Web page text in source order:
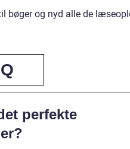
bøger og nyd alle de
perfekte